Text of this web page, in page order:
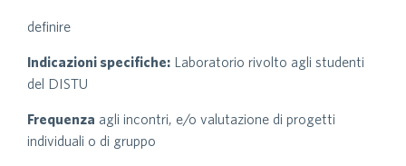
definire
Indicazioni specifiche: Laboratorio rivolto agli studenti
del DISTU
Frequenza agli incontri, e/o valutazione di progetti
individuali o di gruppo